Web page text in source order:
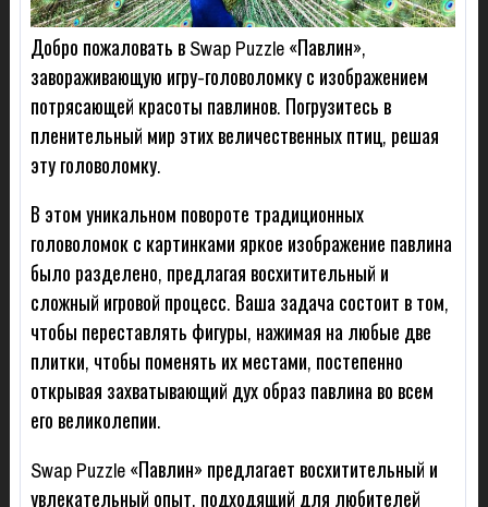
Добро пожаловать в Swap Puzzle «Павлин»,
завораживающую игру-головоломку с изображением
потрясающей красоты павлинов. Погрузитесь в
пленительный мир этих величественных птиц, решая
эту головоломку.
В этом уникальном повороте традиционных
головоломок с картинками яркое изображение павлина
было разделено, предлагая восхитительный и
сложный игровой процесс. Ваша задача состоит в том,
чтобы переставлять фигуры, нажимая на любые две
плитки, чтобы поменять их местами, постепенно
открывая захватывающий дух образ павлина во всем
его великолепии.
Swap Puzzle «Павлин» предлагает восхитительный и
увлекательный опыт, подходящий для любителей